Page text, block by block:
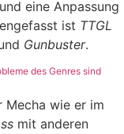
eine Anpassung
ist TTGL
Gunbuster.
des Genres sind
Mecha wie er im
mit anderen